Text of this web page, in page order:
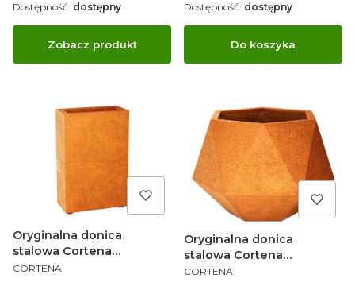
Zobacz produkt
Dostępność: dostępny
Do koszyka
Dostępność: dostępny
Oryginalna donica
stalowa Cortena
ESTRECHO
PRODUCENT
CORTENA
Oryginalna donica
stalowa Cortena
HEXAGON
PRODUCENT
CORTENA